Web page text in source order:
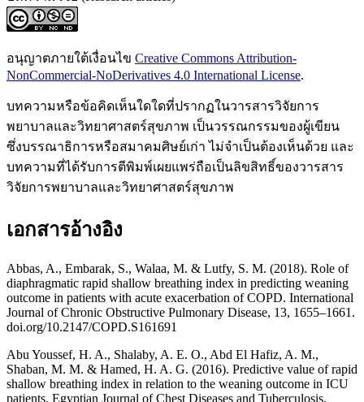
อนุญาตภายใต้เงื่อนไข Creative Commons Attribution-
NonCommercial-NoDerivatives 4.0 International License.
บทความหรือข้อคิดเห็นใดใดที่ปรากฏในวารสารวิจัยการ
พยาบาลและวิทยาศาสตร์สุขภาพ เป็นวรรณกรรมของผู้เขียน
ซึ่งบรรณาธิการหรือสมาคมศิษย์เก่า ไม่จำเป็นต้องเห็นด้วย และ
บทความที่ได้รับการตีพิมพ์เผยแพร่ถือเป็นลิขสิทธิ์ของวารสาร
วิจัยการพยาบาลและวิทยาศาสตร์สุขภาพ
เอกสารอ้างอิง
Abbas, A., Embarak, S., Walaa, M. & Lutfy, S. M. (2018). Role of
diaphragmatic rapid shallow breathing index in predicting weaning
outcome in patients with acute exacerbation of COPD. International
Journal of Chronic Obstructive Pulmonary Disease, 13, 1655–1661.
doi.org/10.2147/COPD.S161691
Abu Youssef, H. A., Shalaby, A. E. O., Abd El Hafiz, A. M.,
Shaban, M. M. & Hamed, H. A. G. (2016). Predictive value of rapid
shallow breathing index in relation to the weaning outcome in ICU
patients. Egyptian Journal of Chest Diseases and Tuberculosis,